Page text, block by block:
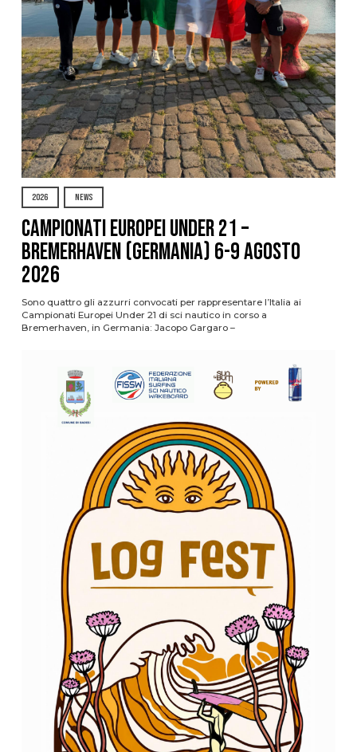
2026 NEWS
Campionati Europei Under 21 –
Bremerhaven (Germania) 6-9 agosto
2026
Sono quattro gli azzurri convocati per rappresentare l’Italia ai
Campionati Europei Under 21 di sci nautico in corso a
Bremerhaven, in Germania: Jacopo Gargaro –